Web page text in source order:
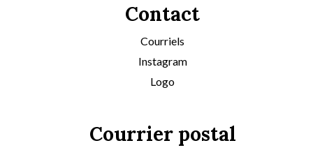
Contact
Courriels
Instagram
Logo
Courrier postal